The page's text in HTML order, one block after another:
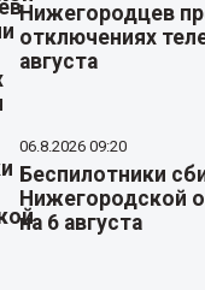
Нижегородцев
отключениях
августа
06.8.2026 09:20
Беспилотники
Нижегородской
на 6 августа